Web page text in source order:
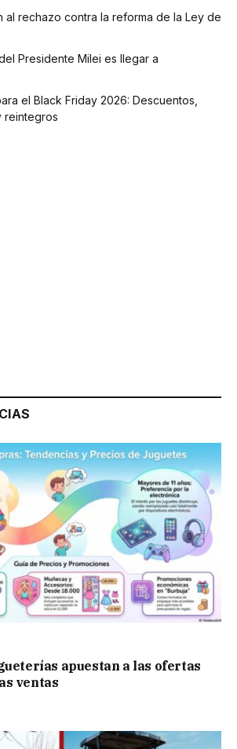
al rechazo contra la reforma de la Ley de
Presidente Milei es llegar a
el Black Friday 2026: Descuentos,
reintegros
apuestan a las ofertas
ventas